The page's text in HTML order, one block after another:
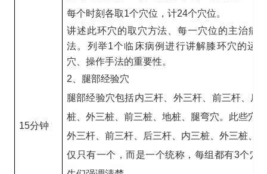
15分钟
每个时刻各取1个穴位，计24个穴位。
讲述此环穴的取穴方法、每一穴位的主治病
法。列举1个临床病例进行讲解膝环穴的运
穴、操作手法的重要性。
2、腿部经验穴
腿部经验穴包括内三杆、外三杆、前三杆、后
桩、外三桩、前三桩、地桩、腿弯穴。此些穴
外三杆、前三杆、后三杆、内三桩、外三桩、
仅只有一个，而是一个统称，每组都有3个穴